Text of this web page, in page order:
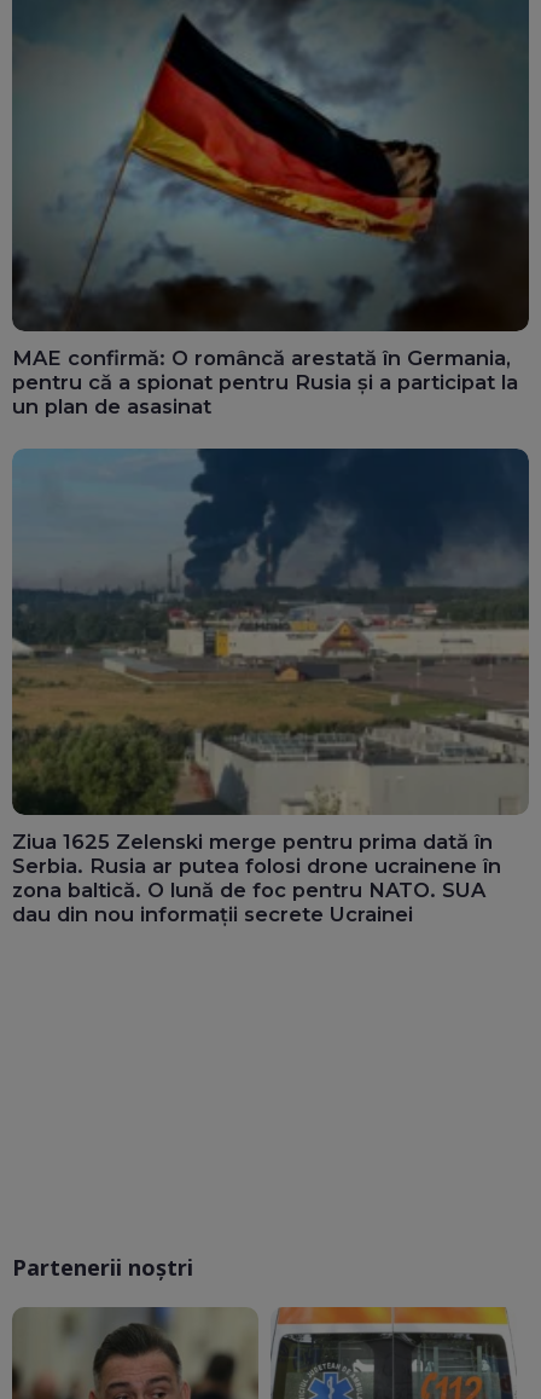
MAE confirmă: O româncă arestată în Germania,
pentru că a spionat pentru Rusia și a participat la
un plan de asasinat
Ziua 1625 Zelenski merge pentru prima dată în
Serbia. Rusia ar putea folosi drone ucrainene în
zona baltică. O lună de foc pentru NATO. SUA
dau din nou informații secrete Ucrainei
Partenerii noștri